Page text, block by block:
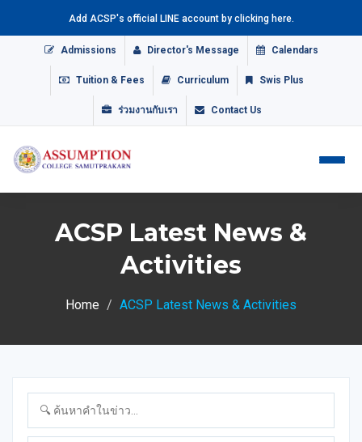
Add ACSP's official LINE account by clicking here.
Admissions Director's Message Calendars
Tuition & Fees Curriculum Swis Plus
ร่วมงานกับเรา Contact Us
ACSP Latest News &
Activities
Home ACSP Latest News & Activities